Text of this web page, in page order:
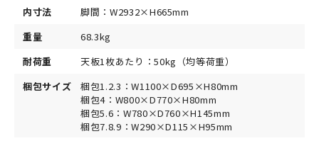
内寸法
脚間：W2932×H665mm
重量
68.3kg
耐荷重
天板1枚あたり：50kg（均等荷重）
梱包サイズ
梱包1.2.3：W1100×D695×H80mm
梱包4：W800×D770×H80mm
梱包5.6：W780×D760×H145mm
梱包7.8.9：W290×D115×H95mm